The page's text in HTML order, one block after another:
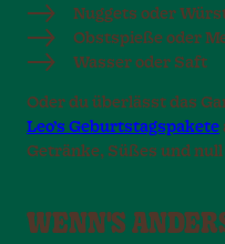
Nuggets oder
Obstspieße oder
Wasser oder Saft
Oder du überlässt das
Leo’s Geburtstagspakete
Getränke, Süßes und
WENN'S